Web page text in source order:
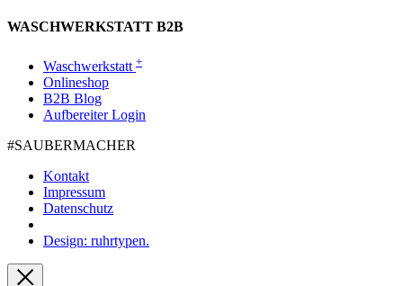
WASCHWERKSTATT B2B
Waschwerkstatt +
Onlineshop
B2B Blog
Aufbereiter Login
#SAUBER­MACHER
Kontakt
Impressum
Datenschutz
Design: ruhrtypen.